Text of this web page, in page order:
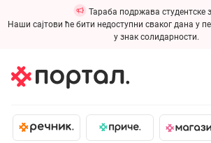
Тараба подржава студентске
Наши сајтови ће бити недоступни сваког дана у
у знак солидарности.